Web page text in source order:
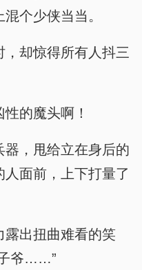
个少侠当当。
却惊得所有人抖三
的魔头啊！
器，甩给立在身后的
面前，上下打量了
露出扭曲难看的笑
子爷……”